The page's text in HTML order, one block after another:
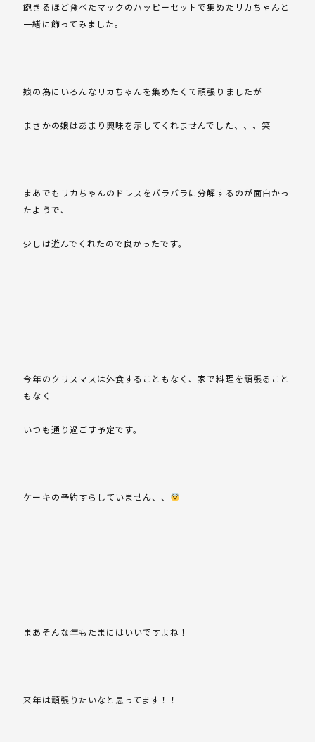
飽きるほど食べたマックのハッピーセットで集めたリカちゃんと
一緒に飾ってみました。
娘の為にいろんなリカちゃんを集めたくて頑張りましたが
まさかの娘はあまり興味を示してくれませんでした、、、笑
まあでもリカちゃんのドレスをバラバラに分解するのが面白かっ
たようで、
少しは遊んでくれたので良かったです。
今年のクリスマスは外食することもなく、家で料理を頑張ること
もなく
いつも通り過ごす予定です。
ケーキの予約すらしていません、、
まあそんな年もたまにはいいですよね！
来年は頑張りたいなと思ってます！！